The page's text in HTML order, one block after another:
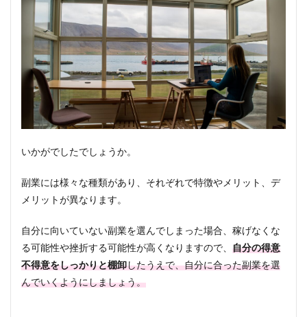
いかがでしたでしょうか。
副業には様々な種類があり、それぞれで特徴やメリット、デ
メリットが異なります。
自分に向いていない副業を選んでしまった場合、稼げなくな
る可能性や挫折する可能性が高くなりますので、 自分の得意
不得意をしっかりと棚卸したうえで、自分に合った副業を選
んでいくようにしましょう。